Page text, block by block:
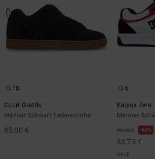
10
Court Graffik
Männer Schwarz Lederschuhe
85,00 €
6
Kalynx Zero
Männer
90,00 € 63%
33,75 €
SALE